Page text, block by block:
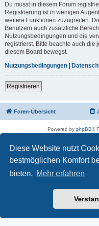
Diese Website nutzt
bestmöglichen Komfort
bieten. Mehr erfahren
Du musst in diesem Forum
Registrierung ist in wenigen
weitere Funktionen zuzugreifen.
Benutzern auch zusätzliche
Nutzungsbedingungen und die
registrierst. Bitte beachte auch die
diesem Board bewegst.
Nutzungsbedingungen |
Registrieren
Foren-Übersicht
Powered by phpBB®
Datenschutz